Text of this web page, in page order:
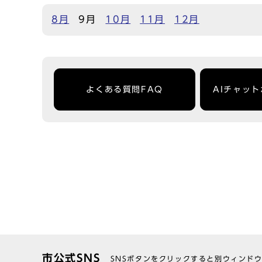
8月 9月 10月 11月 12月
よくある質問FAQ AIチャット
市公式SNS SNSボタンをクリックすると別ウィンド